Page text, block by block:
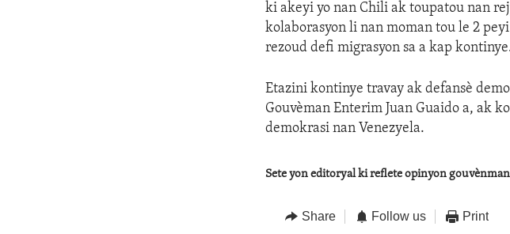
ki akeyi yo nan Chili ak toupatou nan
kolaborasyon li nan moman tou le 2
rezoud defi migrasyon sa a kap
Etazini kontinye travay ak defansè
Gouvèman Enterim Juan Guaido a, ak
demokrasi nan Venezyela.
Sete yon editoryal ki reflete opinyon
Share Follow us Print